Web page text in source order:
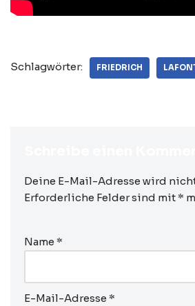
Schlagwörter: FRIEDRICH
Deine E-Mail-Adresse wird
Erforderliche Felder sind mit *
Name *
E-Mail-Adresse *